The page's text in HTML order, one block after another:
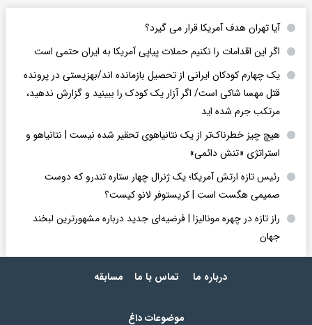
آیا تهران هدف آمریکا قرار می گیرد؟
اگر این اقدامات را نکنیم حملات پیاپی آمریکا به ایران حتمی است
یک چهارم کودکان ایرانی از تحصیل بازمانده اند/بهزیستی در پرونده
قتل مهسا شاکی است/ اگر آزار یک کودک را ببینید و گزارش ندهید،
مرتکب جرم شده اید
هیچ چیز خطرناک‌تر از یک نتانیاهوی تحقیر شده نیست | نتانیاهو و
استراتژی «تنش دائمی»
رئیس تازه ارتش آمریکا؛ یک ژنرال چهار ستاره تندرو که دوست
صمیمی هگست است | کریستوفر لانو کیست؟
راز تازه در چهره مونالیزا | فرضیه‌ای جدید درباره مشهورترین لبخند
جهان
درباره ما تماس با ما مسابقه
موضوعات داغ